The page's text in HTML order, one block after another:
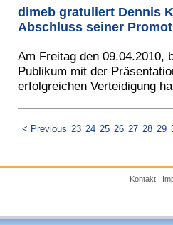
dimeb gratuliert Dennis
Abschluss seiner
Am Freitag den 09.04.2010,
Publikum mit der
erfolgreichen Verteidigung
< Previous 23 24 25 26 27 28 29
Kontakt |